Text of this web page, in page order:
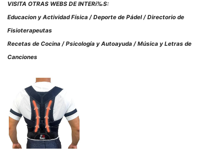
VISITA OTRAS WEBS DE INTERí‰S:
Educacion y Actividad Fí­sica / Deporte de Pádel / Directorio de
Fisioterapeutas
Recetas de Cocina / Psicologí­a y Autoayuda / Música y Letras de
Canciones